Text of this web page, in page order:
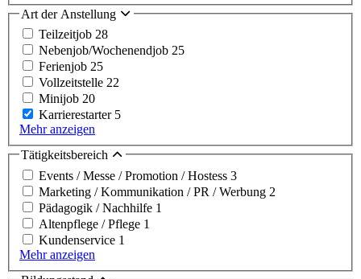
Art der Anstellung
Teilzeitjob 28
Nebenjob/Wochenendjob 25
Ferienjob 25
Vollzeitstelle 22
Minijob 20
Karrierestarter 5
Mehr anzeigen
Tätigkeitsbereich
Events / Messe / Promotion / Hostess 3
Marketing / Kommunikation / PR / Werbung 2
Pädagogik / Nachhilfe 1
Altenpflege / Pflege 1
Kundenservice 1
Mehr anzeigen